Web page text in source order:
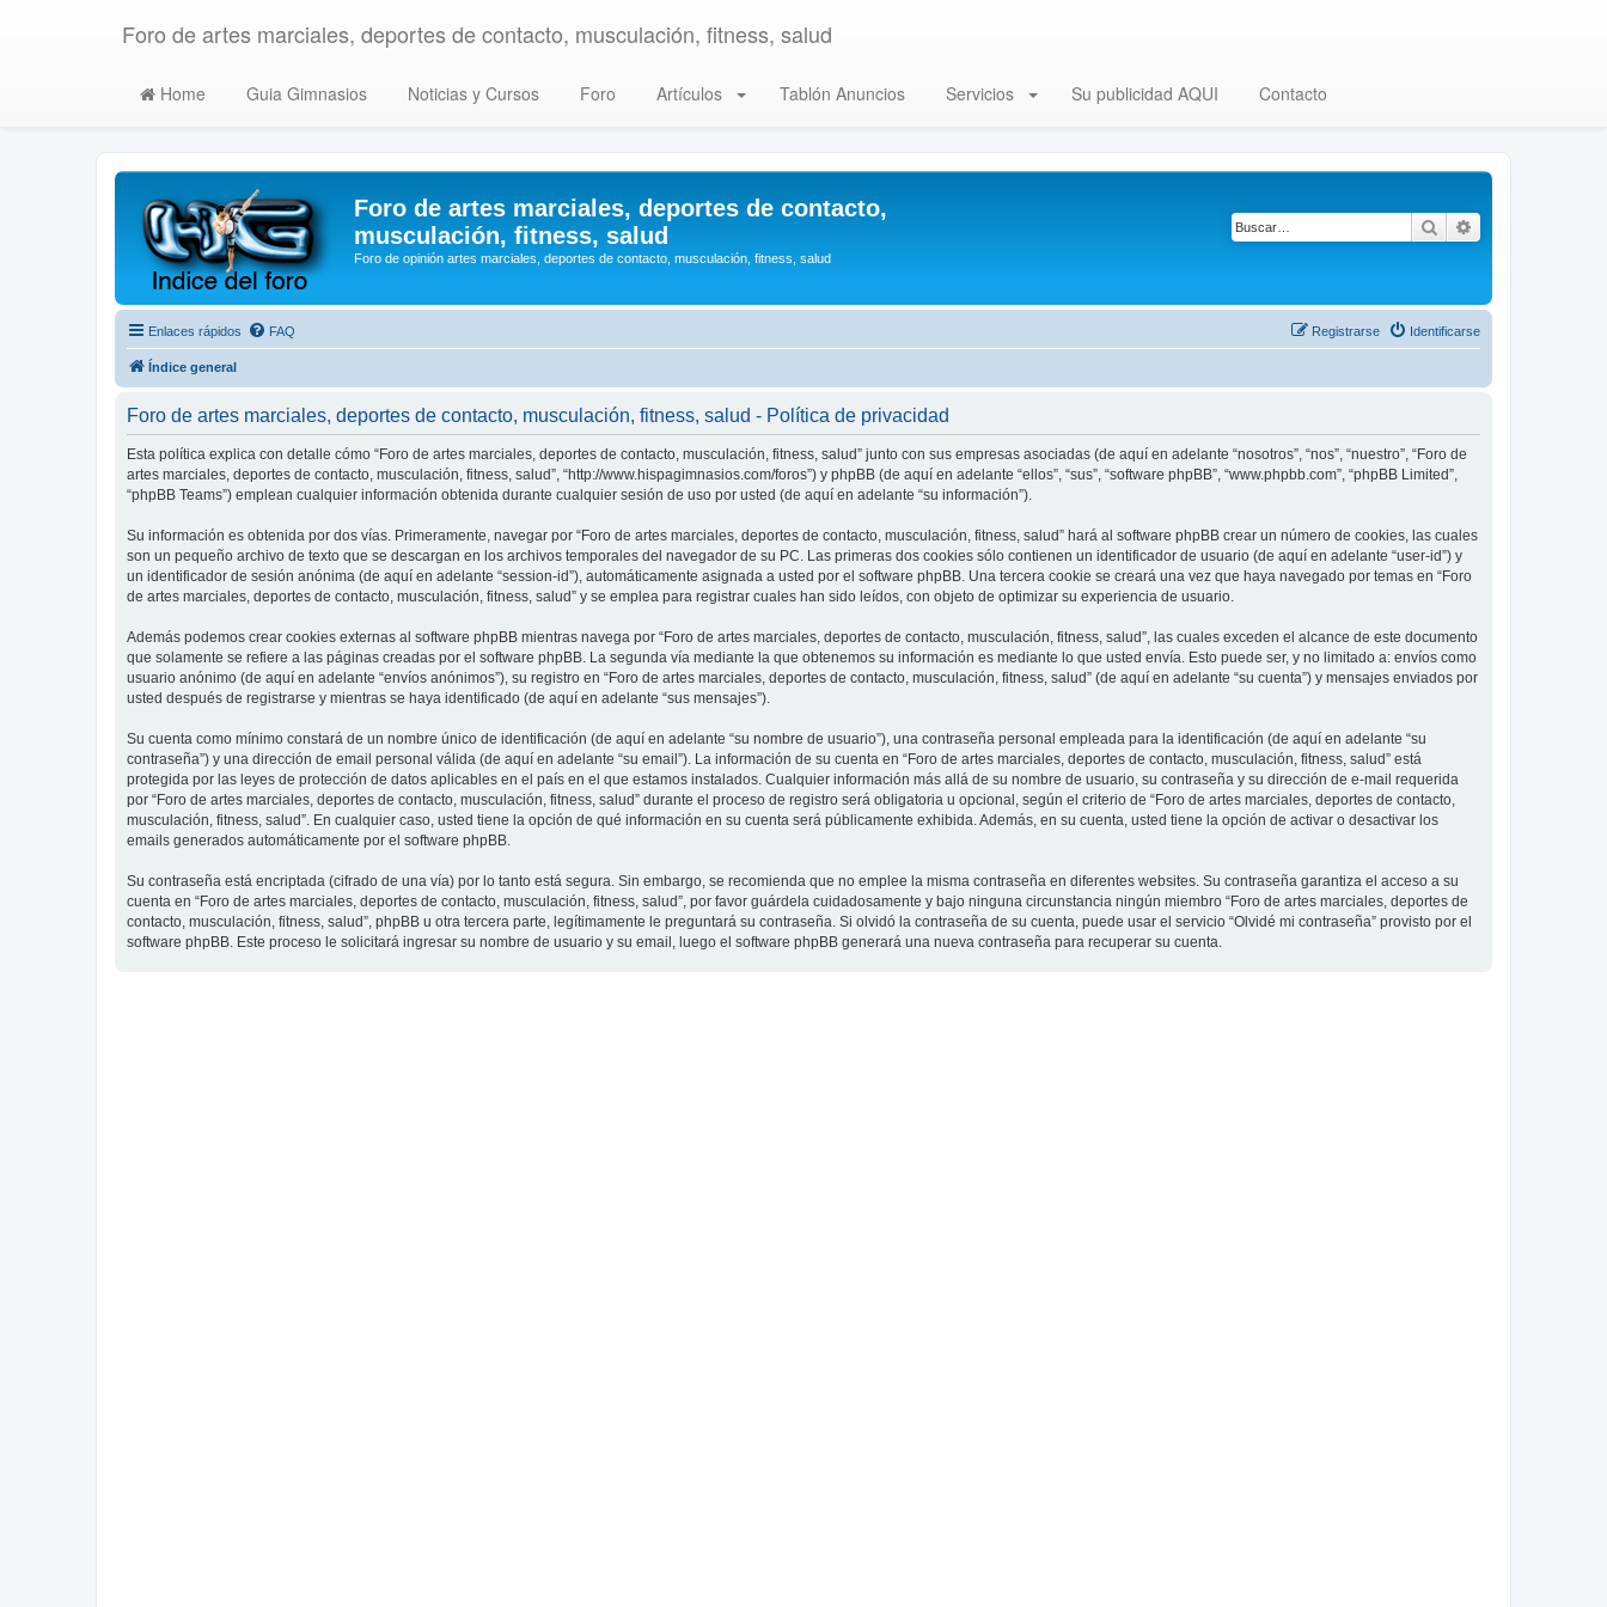
Foro de artes marciales, deportes de contacto, musculación, fitness, salud
Home Guia Gimnasios Noticias y Cursos Foro Artículos Tablón Anuncios Servicios Su publicidad AQUI Contacto
Foro de artes marciales, deportes de contacto,
musculación, fitness, salud
Foro de opinión artes marciales, deportes de contacto, musculación, fitness, salud
Buscar
Enlaces rápidos FAQ Identificarse
Registrarse
Índice general
Foro de artes marciales, deportes de contacto, musculación, fitness, salud - Política de privacidad
Esta política explica con detalle cómo “Foro de artes marciales, deportes de contacto, musculación, fitness, salud” junto con sus empresas asociadas (de aquí en adelante “nosotros”, “nos”, “nuestro”, “Foro de
artes marciales, deportes de contacto, musculación, fitness, salud”, “http://www.hispagimnasios.com/foros”) y phpBB (de aquí en adelante “ellos”, “sus”, “software phpBB”, “www.phpbb.com”, “phpBB Limited”,
“phpBB Teams”) emplean cualquier información obtenida durante cualquier sesión de uso por usted (de aquí en adelante “su información”).
Su información es obtenida por dos vías. Primeramente, navegar por “Foro de artes marciales, deportes de contacto, musculación, fitness, salud” hará al software phpBB crear un número de cookies, las cuales
son un pequeño archivo de texto que se descargan en los archivos temporales del navegador de su PC. Las primeras dos cookies sólo contienen un identificador de usuario (de aquí en adelante “user-id”) y
un identificador de sesión anónima (de aquí en adelante “session-id”), automáticamente asignada a usted por el software phpBB. Una tercera cookie se creará una vez que haya navegado por temas en “Foro
de artes marciales, deportes de contacto, musculación, fitness, salud” y se emplea para registrar cuales han sido leídos, con objeto de optimizar su experiencia de usuario.
Además podemos crear cookies externas al software phpBB mientras navega por “Foro de artes marciales, deportes de contacto, musculación, fitness, salud”, las cuales exceden el alcance de este documento
que solamente se refiere a las páginas creadas por el software phpBB. La segunda vía mediante la que obtenemos su información es mediante lo que usted envía. Esto puede ser, y no limitado a: envíos como
usuario anónimo (de aquí en adelante “envíos anónimos”), su registro en “Foro de artes marciales, deportes de contacto, musculación, fitness, salud” (de aquí en adelante “su cuenta”) y mensajes enviados por
usted después de registrarse y mientras se haya identificado (de aquí en adelante “sus mensajes”).
Su cuenta como mínimo constará de un nombre único de identificación (de aquí en adelante “su nombre de usuario”), una contraseña personal empleada para la identificación (de aquí en adelante “su
contraseña”) y una dirección de email personal válida (de aquí en adelante “su email”). La información de su cuenta en “Foro de artes marciales, deportes de contacto, musculación, fitness, salud” está
protegida por las leyes de protección de datos aplicables en el país en el que estamos instalados. Cualquier información más allá de su nombre de usuario, su contraseña y su dirección de e-mail requerida
por “Foro de artes marciales, deportes de contacto, musculación, fitness, salud” durante el proceso de registro será obligatoria u opcional, según el criterio de “Foro de artes marciales, deportes de contacto,
musculación, fitness, salud”. En cualquier caso, usted tiene la opción de qué información en su cuenta será públicamente exhibida. Además, en su cuenta, usted tiene la opción de activar o desactivar los
emails generados automáticamente por el software phpBB.
Su contraseña está encriptada (cifrado de una vía) por lo tanto está segura. Sin embargo, se recomienda que no emplee la misma contraseña en diferentes websites. Su contraseña garantiza el acceso a su
cuenta en “Foro de artes marciales, deportes de contacto, musculación, fitness, salud”, por favor guárdela cuidadosamente y bajo ninguna circunstancia ningún miembro “Foro de artes marciales, deportes de
contacto, musculación, fitness, salud”, phpBB u otra tercera parte, legítimamente le preguntará su contraseña. Si olvidó la contraseña de su cuenta, puede usar el servicio “Olvidé mi contraseña” provisto por el
software phpBB. Este proceso le solicitará ingresar su nombre de usuario y su email, luego el software phpBB generará una nueva contraseña para recuperar su cuenta.